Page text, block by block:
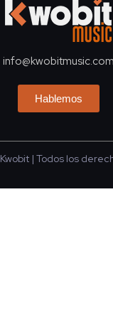
info@kwobitmusic.com
Hablemos
Kwobit | Todos los